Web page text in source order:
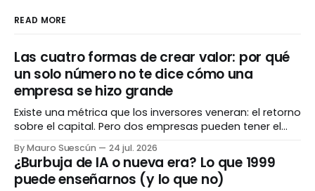
READ MORE
Las cuatro formas de crear valor: por qué
un solo número no te dice cómo una
empresa se hizo grande
Existe una métrica que los inversores veneran: el retorno
sobre el capital. Pero dos empresas pueden tener el
mismo número espectacular y haber llegado ahí por
caminos completamente opuestos. Entender el cómo
importa tanto como el cuánto. El número que todos
admiran Hay una métrica que separa a las empresas
By Mauro Suescún 24 jul. 2026
¿Burbuja de IA o nueva era? Lo que 1999
puede enseñarnos (y lo que no)